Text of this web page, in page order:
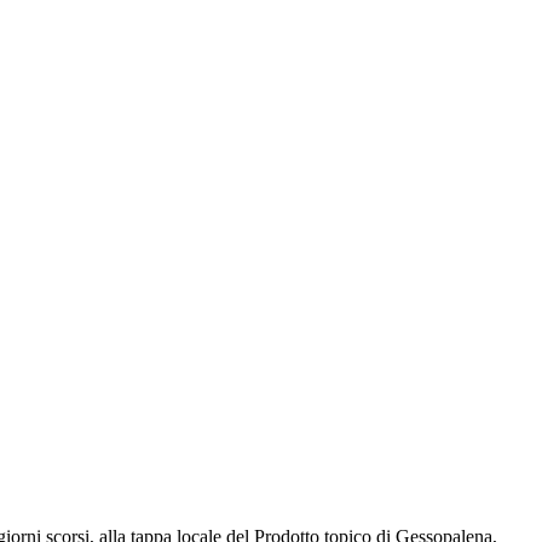
scorsi, alla tappa locale del Prodotto topico di Gessopalena,